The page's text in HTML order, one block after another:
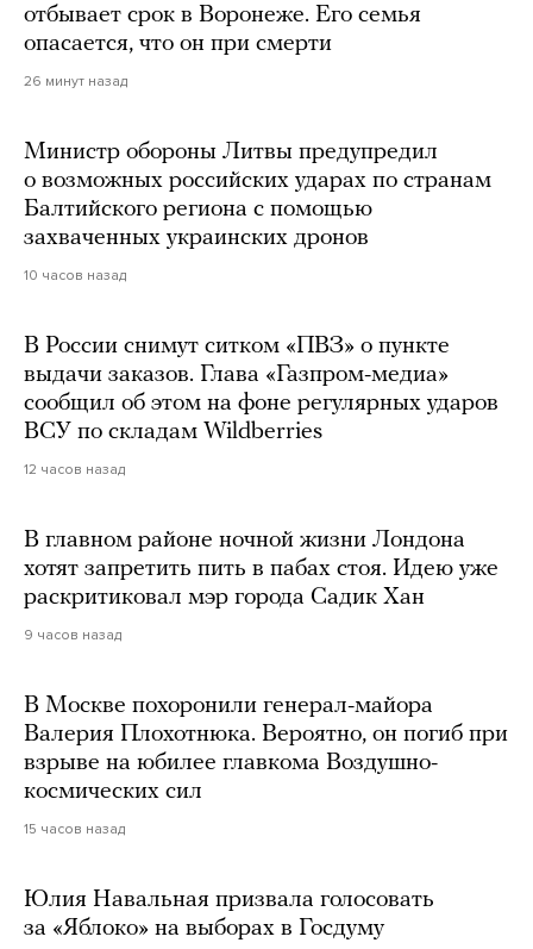
отбывает срок в Воронеже. Его семья
опасается, что он при смерти
26 минут назад
Министр обороны Литвы предупредил
о возможных российских ударах по странам
Балтийского региона с помощью
захваченных украинских дронов
10 часов назад
В России снимут ситком «ПВЗ» о пункте
выдачи заказов. Глава «Газпром-медиа»
сообщил об этом на фоне регулярных ударов
ВСУ по складам Wildberries
12 часов назад
В главном районе ночной жизни Лондона
хотят запретить пить в пабах стоя. Идею уже
раскритиковал мэр города Садик Хан
9 часов назад
В Москве похоронили генерал-майора
Валерия Плохотнюка. Вероятно, он погиб при
взрыве на юбилее главкома Воздушно-
космических сил
15 часов назад
Юлия Навальная призвала голосовать
за «Яблоко» на выборах в Госдуму